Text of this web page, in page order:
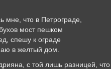
мне, что в Петрограде,
мост пешком
спешу к ограде
в желтый дом.
с той лишь разницей,